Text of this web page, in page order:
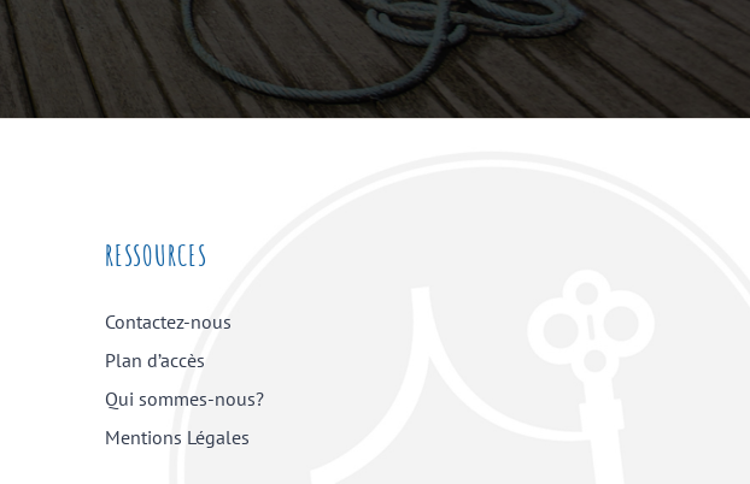
RESSOURCES
Contactez-nous
Plan d’accès
Qui sommes-nous?
Mentions Légales